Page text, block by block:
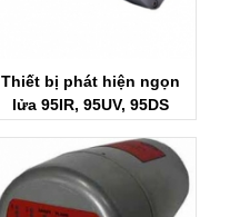
Thiết bị phát hiện ngọn
lửa 95IR, 95UV, 95DS
lửa Fireye